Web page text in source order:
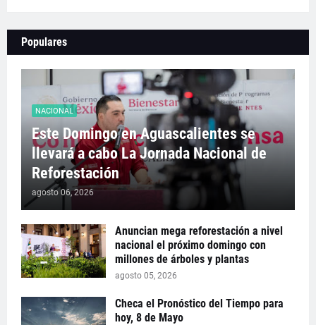
Populares
NACIONAL
Este Domingo en Aguascalientes se
llevará a cabo La Jornada Nacional de
Reforestación
agosto 06, 2026
Anuncian mega reforestación a nivel
nacional el próximo domingo con
millones de árboles y plantas
agosto 05, 2026
Checa el Pronóstico del Tiempo para
hoy, 8 de Mayo